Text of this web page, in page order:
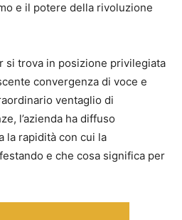
e il potere della rivoluzione
si trova in posizione privilegiata
convergenza di voce e
ventaglio di
l’azienda ha diffuso
la rapidità con cui la
e che cosa significa per